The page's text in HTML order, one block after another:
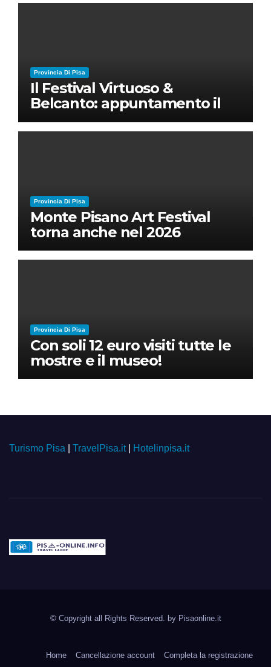
Provincia Di Pisa
Il Festival Virtuoso &
Belcanto: appuntamento il
28 luglio a Palazzo Blu con
Ruben Micieli
Provincia Di Pisa
Monte Pisano Art Festival
torna anche nel 2026
Provincia Di Pisa
Con soli 12 euro visiti tutte le
mostre e il museo!
Turismo Pisa TravelPisa.it| Hotelinpisa.it
© Copyright all Rights Reserved. by Pisaonline.it
Home Cancellazione account Completa la registrazione